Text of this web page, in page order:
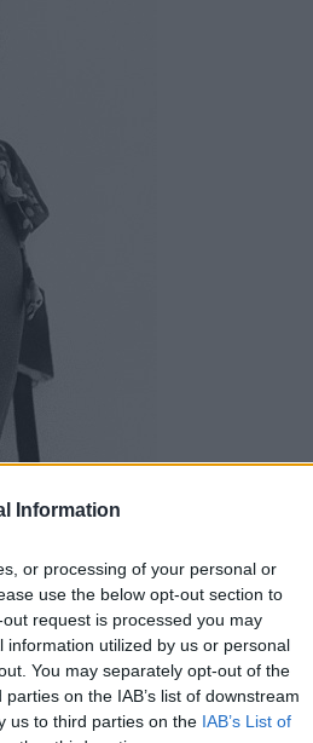
Information
or processing of your personal or
use the below opt-out section to
request is processed you may
utilized by us or personal
You may separately opt-out of the
on the IAB’s list of downstream
us to third parties on the IAB’s List of